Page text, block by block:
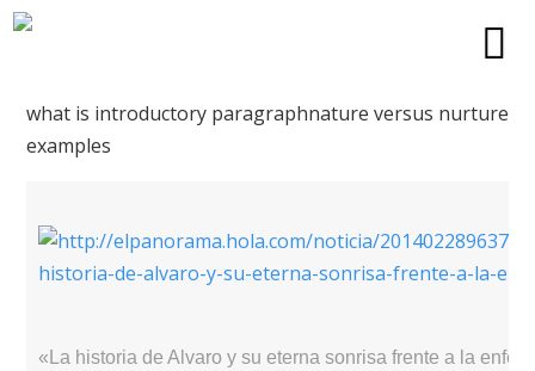
what is introductory paragraphnature versus nurture
examples
«La historia de Alvaro y su eterna sonrisa frente a la